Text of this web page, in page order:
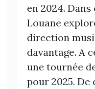
en 2024.
Louane
direction
davantage. A
une tournée
pour 2025.